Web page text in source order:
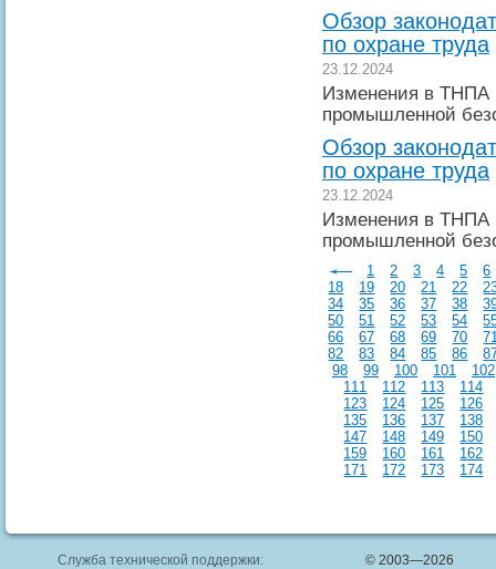
Обзор
по охране труда
23.12.2024
Изменения в ТНПА
промышленной
Обзор
по охране труда
23.12.2024
Изменения в ТНПА
промышленной
1 2 3 4 5
6
18
19 20 21 22
34
35 36 37 38
50
51 52 53 54
66
67 68 69 70
82
83 84 85 86
98
99 100 101
102
111
112 113
114
123
124 125
126
135
136 137
138
147
148 149
150
159
160 161
162
171
172 173 174
Служба технической поддержки:
© 2003—2026